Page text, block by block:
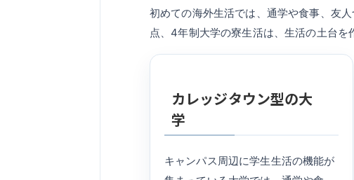
初めての海外生活では、通学や食事、友
点、4年制大学の寮生活は、生活の土台を
カレッジタウン型の大
学
キャンパス周辺に学生生活の機能が